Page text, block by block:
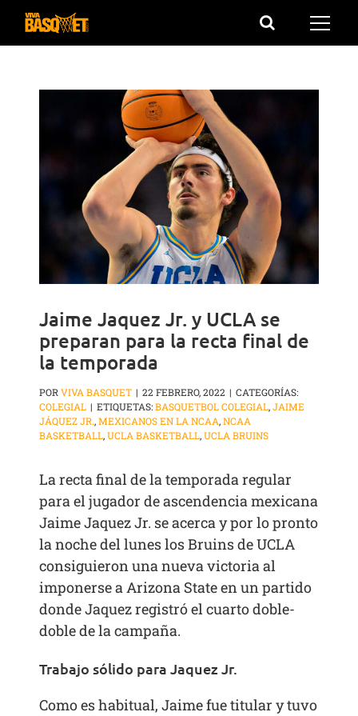
Saltar
Jaime Jaquez Jr. y UCLA se
preparan para la recta final de
la temporada
PORVIVA BASQUET | 22 FEBRERO, 2022 | CATEGORÍAS:
COLEGIAL | ETIQUETAS:BASQUETBOL COLEGIAL,JAIME
JÁQUEZ JR.,MEXICANOS EN LA NCAA,NCAA
BASKETBALL,UCLA BASKETBALL,UCLA BRUINS
La recta final de la temporada regular
para el jugador de ascendencia mexicana
Jaime Jaquez Jr. se acerca y por lo pronto
la noche del lunes los Bruins de UCLA
consiguieron una nueva victoria al
imponerse a Arizona State en un partido
donde Jaquez registró el cuarto doble-
doble de la campaña.
Trabajo sólido para Jaquez Jr.
Como es habitual, Jaime fue titular y tuvo